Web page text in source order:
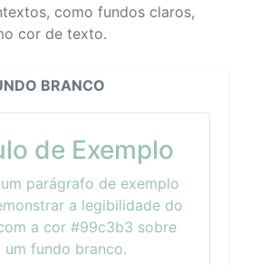
como fundos claros,
cor de texto.
BRANCO
de Exemplo
parágrafo de exemplo
a legibilidade do
a cor #99c3b3 sobre
um fundo branco.